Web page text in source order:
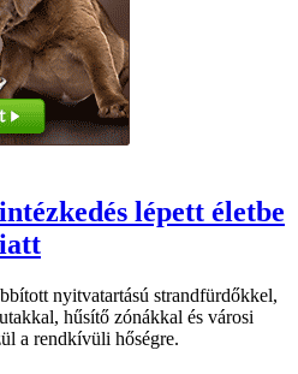
lépett életbe
nyitvatartású strandfürdőkkel,
hűsítő zónákkal és városi
a rendkívüli hőségre.